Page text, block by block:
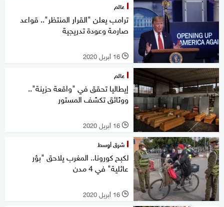
عالم
ترامب يعلن "القرار المنتظر".. قواعد
صارمة وعودة تدريجية
l 16 أبريل 2020
عالم
إيطاليا تحقق في "واقعة حزينة"..
ووثائق تكشف المستور
l 16 أبريل 2020
شرق أوسط
لكبح كورونا.. المغرب يلاحق "بؤر
عائلية" في 4 مدن
l 16 أبريل 2020